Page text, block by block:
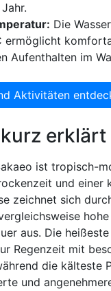
Die
ermöglicht
Aufenthalten im
Aktivitäten
erklärt
ist tropisch-
und einer
zeichnet sich
hohe
aus. Die
Regenzeit mit
die kälteste
und